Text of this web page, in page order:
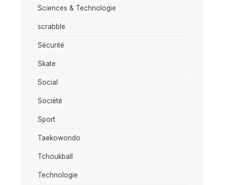
Sciences & Technologie
scrabble
Sécurité
Skate
Social
Société
Sport
Taekowondo
Tchoukball
Technologie